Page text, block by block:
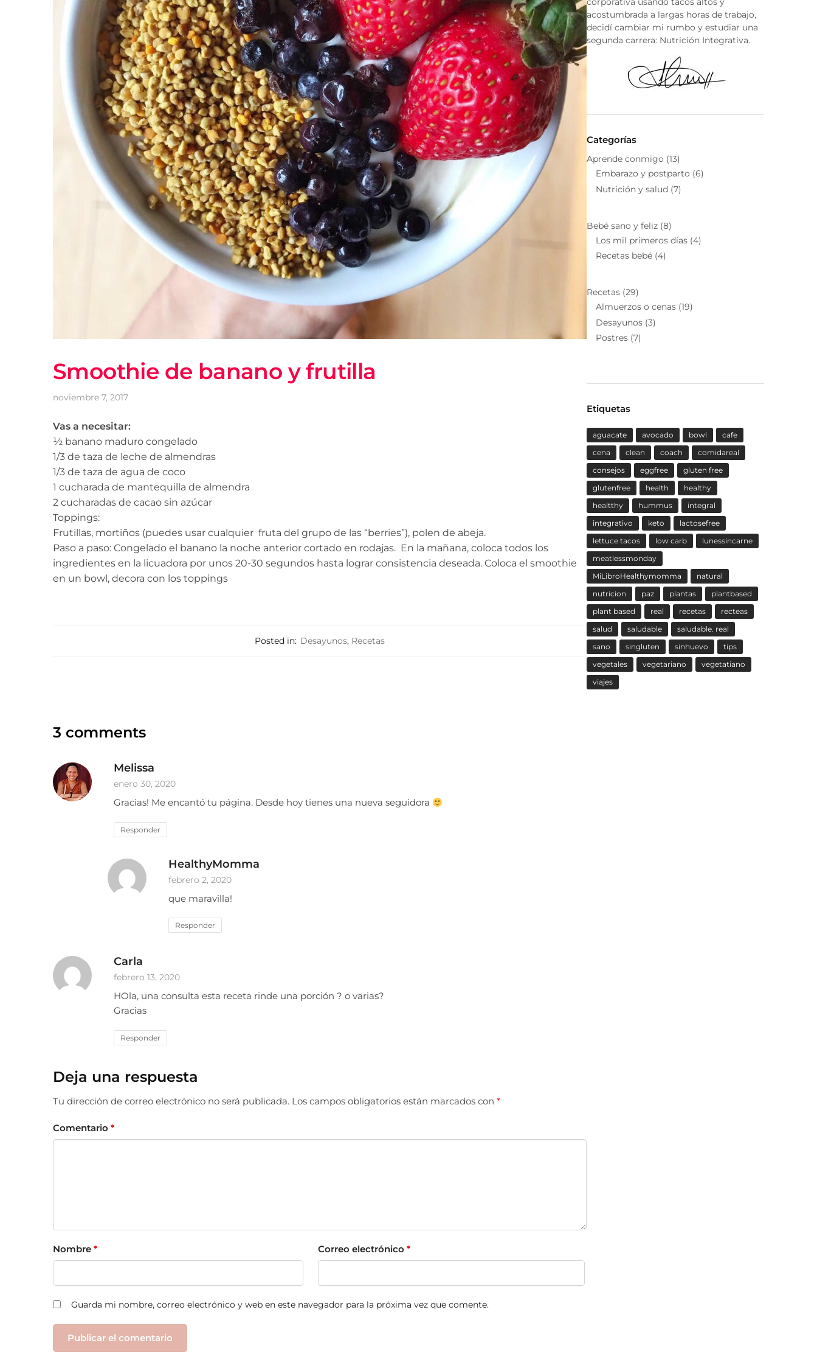
Smoothie de banano y frutilla
noviembre 7, 2017
Vas a necesitar:
½ banano maduro congelado
1/3 de taza de leche de almendras
1/3 de taza de agua de coco
1 cucharada de mantequilla de almendra
2 cucharadas de cacao sin azúcar
Toppings:
Frutillas, mortiños (puedes usar cualquier fruta del grupo de las “berries”), polen de abeja.
Paso a paso: Congelado el banano la noche anterior cortado en rodajas. En la mañana, coloca todos los
ingredientes en la licuadora por unos 20-30 segundos hasta lograr consistencia deseada. Coloca el smoothie
en un bowl, decora con los toppings
Posted in: Desayunos, Recetas
3 comments
Melissa
enero 30, 2020
Gracias! Me encantó tu página. Desde hoy tienes una nueva seguidora
Responder
HealthyMomma
febrero 2, 2020
que maravilla!
Responder
Carla
febrero 13, 2020
HOla, una consulta esta receta rinde una porción ? o varias?
Gracias
Responder
Deja una respuesta
Tu dirección de correo electrónico no será publicada. Los campos obligatorios están marcados con *
Comentario *
Nombre * Correo electrónico*
Guarda mi nombre, correo electrónico y web en este navegador para la próxima vez que comente.
acostumbrada a largas horas de trabajo,
decidí cambiar mi rumbo y estudiar una
segunda carrera: Nutrición Integrativa.
Categorías
Aprende conmigo (13)
Embarazo y postparto (6)
Nutrición y salud (7)
Bebé sano y feliz(8)
Los mil primeros días(4)
Recetas bebé(4)
Recetas(29)
Almuerzos o cenas(19)
Desayunos(3)
Postres(7)
Etiquetas
aguacate avocado bowl
cafe
cena
clean coach
comidareal
consejos
eggfree
gluten free
glutenfree
health
healthy
healtthy
hummus
integral
integrativo
keto
lactosefree
lettuce tacos
low carb
lunessincarne
meatlessmonday
MiLibroHealthymomma
natural
nutricion
paz plantas
plantbased
plant based
real recetas
recteas
salud
saludable
saludable. real
sano
singluten sinhuevo
tips
vegetales
vegetariano
vegetatiano
viajes